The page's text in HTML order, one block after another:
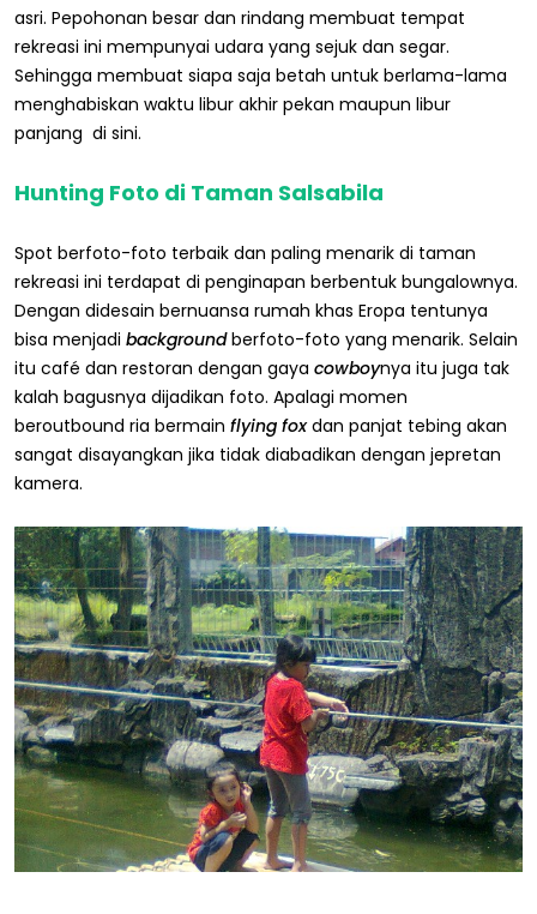
asri. Pepohonan besar dan rindang membuat tempat
rekreasi ini mempunyai udara yang sejuk dan segar.
Sehingga membuat siapa saja betah untuk berlama-lama
menghabiskan waktu libur akhir pekan maupun libur
panjang di sini.
Hunting Foto di Taman Salsabila
Spot berfoto-foto terbaik dan paling menarik di taman
rekreasi ini terdapat di penginapan berbentuk bungalownya.
Dengan didesain bernuansa rumah khas Eropa tentunya
bisa menjadi backgroundberfoto-foto yang menarik. Selain
itu café dan restoran dengan gaya cowboynya itu juga tak
kalah bagusnya dijadikan foto. Apalagi momen
beroutbound ria bermain flying foxdan panjat tebing akan
sangat disayangkan jika tidak diabadikan dengan jepretan
kamera.